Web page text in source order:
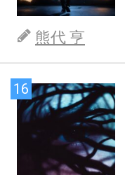
熊代 亨
16